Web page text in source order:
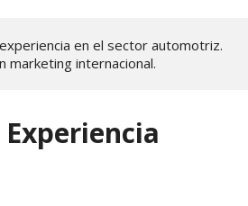
en el sector automotriz.
marketing internacional.